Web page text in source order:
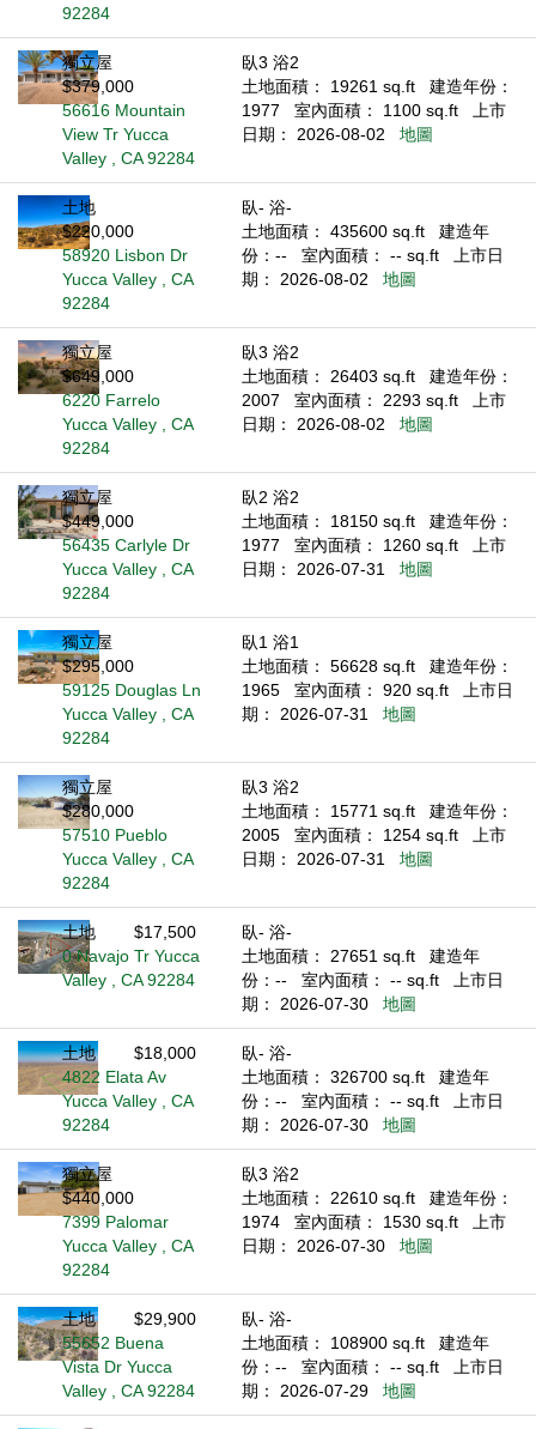
92284
獨立屋
$379,000
56616 Mountain
View Tr Yucca
Valley , CA 92284
臥3 浴2
土地面積： 19261 sq.ft
建造年份：
1977
室內面積： 1100 sq.ft
上市
日期： 2026-08-02
地圖
土地
$220,000
58920 Lisbon Dr
Yucca Valley , CA
92284
臥- 浴-
土地面積： 435600 sq.ft
建造年
份：--
室內面積： -- sq.ft
上市日
期： 2026-08-02
地圖
獨立屋
$649,000
6220 Farrelo
Yucca Valley , CA
92284
臥3 浴2
土地面積： 26403 sq.ft
建造年份：
2007
室內面積： 2293 sq.ft
上市
日期： 2026-08-02
地圖
獨立屋
$449,000
56435 Carlyle Dr
Yucca Valley , CA
92284
臥2 浴2
土地面積： 18150 sq.ft
建造年份：
1977
室內面積： 1260 sq.ft
上市
日期： 2026-07-31
地圖
獨立屋
$295,000
59125 Douglas Ln
Yucca Valley , CA
92284
臥1 浴1
土地面積： 56628 sq.ft
建造年份：
1965
室內面積： 920 sq.ft
上市日
期： 2026-07-31
地圖
獨立屋
$280,000
57510 Pueblo
Yucca Valley , CA
92284
臥3 浴2
土地面積： 15771 sq.ft
建造年份：
2005
室內面積： 1254 sq.ft
上市
日期： 2026-07-31
地圖
土地
$17,500
0 Navajo Tr Yucca
Valley , CA 92284
臥- 浴-
土地面積： 27651 sq.ft
建造年
份：--
室內面積： -- sq.ft
上市日
期： 2026-07-30
地圖
土地
$18,000
4822 Elata Av
Yucca Valley , CA
92284
臥- 浴-
土地面積： 326700 sq.ft
建造年
份：--
室內面積： -- sq.ft
上市日
期： 2026-07-30
地圖
獨立屋
$440,000
7399 Palomar
Yucca Valley , CA
92284
臥3 浴2
土地面積： 22610 sq.ft
建造年份：
1974
室內面積： 1530 sq.ft
上市
日期： 2026-07-30
地圖
土地
$29,900
55652 Buena
Vista Dr Yucca
Valley , CA 92284
臥- 浴-
土地面積： 108900 sq.ft
建造年
份：--
室內面積： -- sq.ft
上市日
期： 2026-07-29
地圖